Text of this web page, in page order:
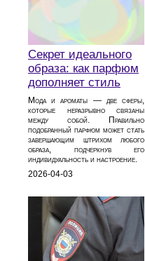
Секрет идеального
образа: как парфюм
дополняет стиль
Мода и ароматы — две сферы,
которые неразрывно связаны
между собой. Правильно
подобранный парфюм может стать
завершающим штрихом любого
образа, подчеркнув его
индивидуальность и настроение.
2026-04-03